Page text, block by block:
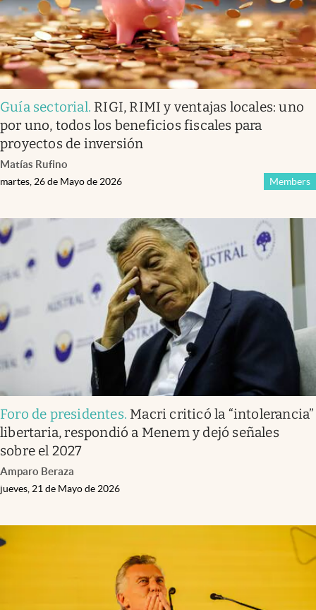
Guía sectorial. RIGI, RIMI y ventajas locales: uno
por uno, todos los beneficios fiscales para
proyectos de inversión
Matías Rufino
Members
martes, 26 de Mayo de 2026
Foro de presidentes. Macri criticó la “intolerancia”
libertaria, respondió a Menem y dejó señales
sobre el 2027
Amparo Beraza
jueves, 21 de Mayo de 2026